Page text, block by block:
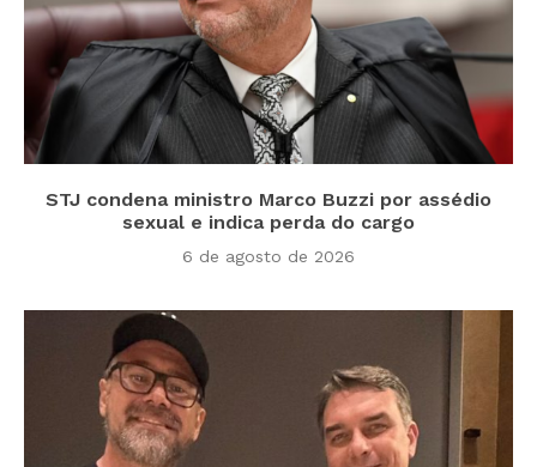
STJ condena ministro Marco Buzzi por assédio
sexual e indica perda do cargo
6 de agosto de 2026